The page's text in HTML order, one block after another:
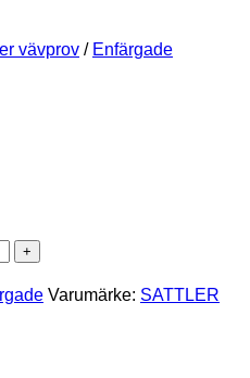
vävprov / Enfärgade
Varumärke: SATTLER